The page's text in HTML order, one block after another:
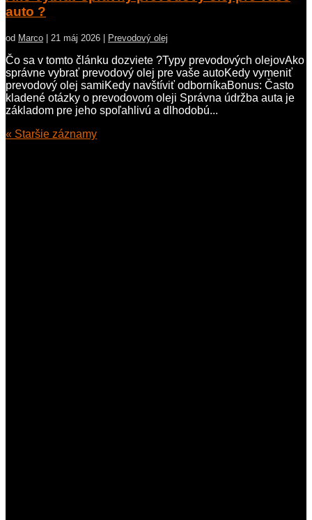
auto ?
od Marco | 21 máj 2026 | Prevodový olej
Čo sa v tomto článku dozviete ?Typy prevodových olejovAko
správne vybrať prevodový olej pre vaše autoKedy vymeniť
prevodový olej samiKedy navštíviť odborníkaBonus: Často
kladené otázky o prevodovom oleji Správna údržba auta je
základom pre jeho spoľahlivú a dlhodobú...
« Staršie záznamy